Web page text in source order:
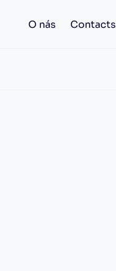
O nás Contacts